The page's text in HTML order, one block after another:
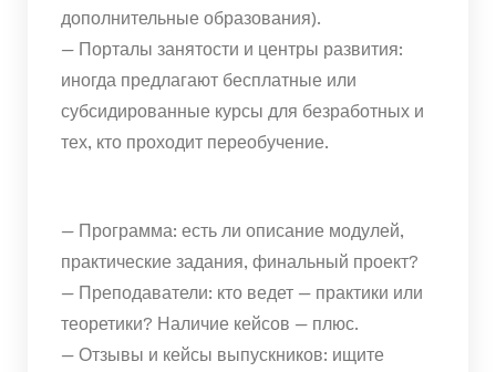
дополнительные образования).
— Порталы занятости и центры развития:
иногда предлагают бесплатные или
субсидированные курсы для безработных и
тех, кто проходит переобучение.
— Программа: есть ли описание модулей,
практические задания, финальный проект?
— Преподаватели: кто ведет — практики или
теоретики? Наличие кейсов — плюс.
— Отзывы и кейсы выпускников: ищите